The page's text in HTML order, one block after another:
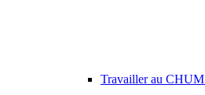
Travailler au CHUM